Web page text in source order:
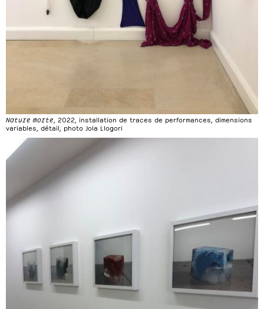
Nature morte, 2022, installation de traces de performances, dimensions
variables, détail, photo Jola Llogori